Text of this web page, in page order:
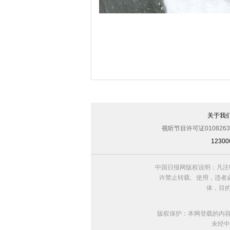
暴风雪席卷中东 叙利亚难民生活雪上加
关于我
视听节目许可证0108263
中国日报网版权说明：凡
许禁止转载、使用，违者
体，目
版权保护：本网登载的内
未经